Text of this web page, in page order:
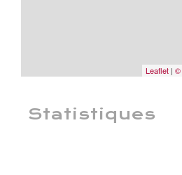
Leaflet | ©
Statistiques